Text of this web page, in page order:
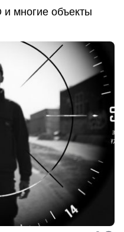
многие объекты